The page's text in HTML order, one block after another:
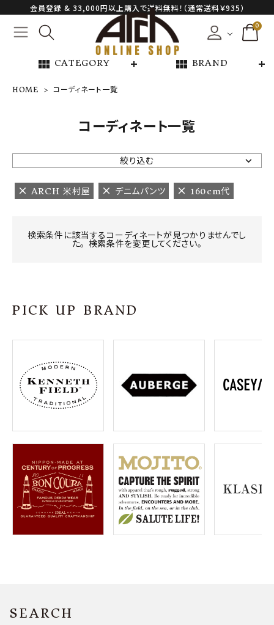
会員登録 & 33,000円以上購入で送料無料！（通常送料￥935）
0
view_module CATEGORY view_module BRAND
NEW ARRIVAL
ARCH EXCLUSIVE
BRAND
INFORMATION
ご利用ガイド
プライバシーポリシー
特定商取引法について
お問い合わせ
OFFICIAL WEB SITE
ACCOUNT MENU
ようこそ ゲスト 様
meeting_room ログイン 会員登録
HOME コーディネート一覧
コーディネート一覧
絞り込む
ARCH 米村屋 デニムパンツ 160cm代
検索条件に該当するコーディネートが見つかりませんでし
た。 検索条件を変更してください。
PICK UP BRAND
SEARCH